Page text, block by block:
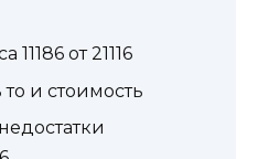
от 21116
и стоимость